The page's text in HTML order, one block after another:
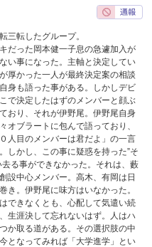
三転したグループ。
だった岡本健一子息の急遽加入が
い事になった。主軸と決定してい
厚かった一人が最終決定案の相談
身も語った事がある。しかしデビ
で決定したはずのメンバーと顔ぶ
おり、それが伊野尾。伊野尾自身
オブラートに包んで語っており、
人目のメンバーは君だよ」の一言
しかし、この事に疑惑を持った”そ
る事ができなかった。それは、藪
設中心メンバー。高木、有岡は日
き。伊野尾に味方はいなかった。
できなくとも、心配して気遣い続
生涯決して忘れないはず。人はハ
か取る道がある。その選択肢の中
となってみれば「大学進学」とい